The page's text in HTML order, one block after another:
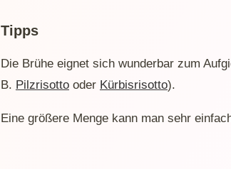
Tipps
Die Brühe eignet sich wunderbar zum
B. Pilzrisottooder Kürbisrisotto).
Eine größere Menge kann man sehr